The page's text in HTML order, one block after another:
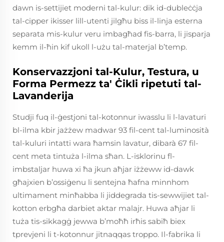
dawn is-settijiet moderni tal-kulur: dik id-dubleċċja
tal-cipper ikisser lill-utenti jilgħu biss il-linja esterna
separata mis-kulur veru imbagħad fis-barra, li jisparja
kemm il-ħin kif ukoll l-użu tal-materjal b’temp.
Konservazzjoni tal-Kulur, Testura, u
Forma Permezz ta' Ċikli ripetuti tal-
Lavanderija
Studji fuq il-ġestjoni tal-kotonnur iwasslu li l-lavaturi
bl-ilma kbir jażżew madwar 93 fil-cent tal-luminosità
tal-kuluri intatti wara ħamsin lavatur, dibarà 67 fil-
cent meta tintuża l-ilma sħan. L-isklorinu fl-
imbstaljar huwa xi ħa jkun aħjar iżżeww id-dawk
għajxien b’ossiġenu li sentejna ħafna minnhom
ultimament minħabba li jiddegrada tis-sewwijiet tal-
kotton erbgħa darbiet aktar malajr. Huwa aħjar li
tuża tis-sikkagġ jewwa b’moħħ irħis sabiħ biex
tprevjeni li t-kotonnur jitnaqqas troppo. Il-fabrika li